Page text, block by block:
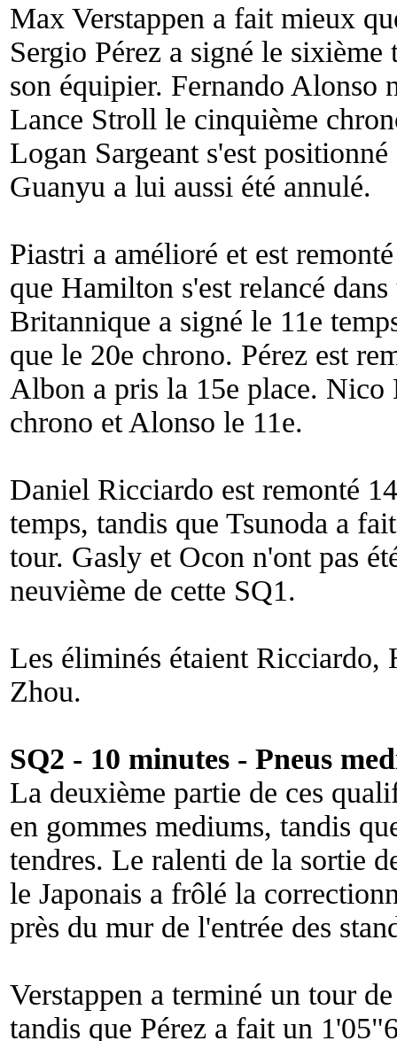
Max Verstappen a fait mieux
Sergio Pérez a signé le sixième
son équipier. Fernando Alonso
Lance Stroll le cinquième
Logan Sargeant s'est
Guanyu a lui aussi été annulé.
Piastri a amélioré et est
que Hamilton s'est relancé
Britannique a signé le 11e
que le 20e chrono. Pérez est
Albon a pris la 15e place. Nico
chrono et Alonso le 11e.
Daniel Ricciardo est remonté
temps, tandis que Tsunoda a
tour. Gasly et Ocon n'ont pas
neuvième de cette SQ1.
Les éliminés étaient
Zhou.
SQ2 - 10 minutes - Pneus
La deuxième partie de ces
en gommes mediums, tandis
tendres. Le ralenti de la sortie
le Japonais a frôlé la
près du mur de l'entrée des
Verstappen a terminé un tour
tandis que Pérez a fait un